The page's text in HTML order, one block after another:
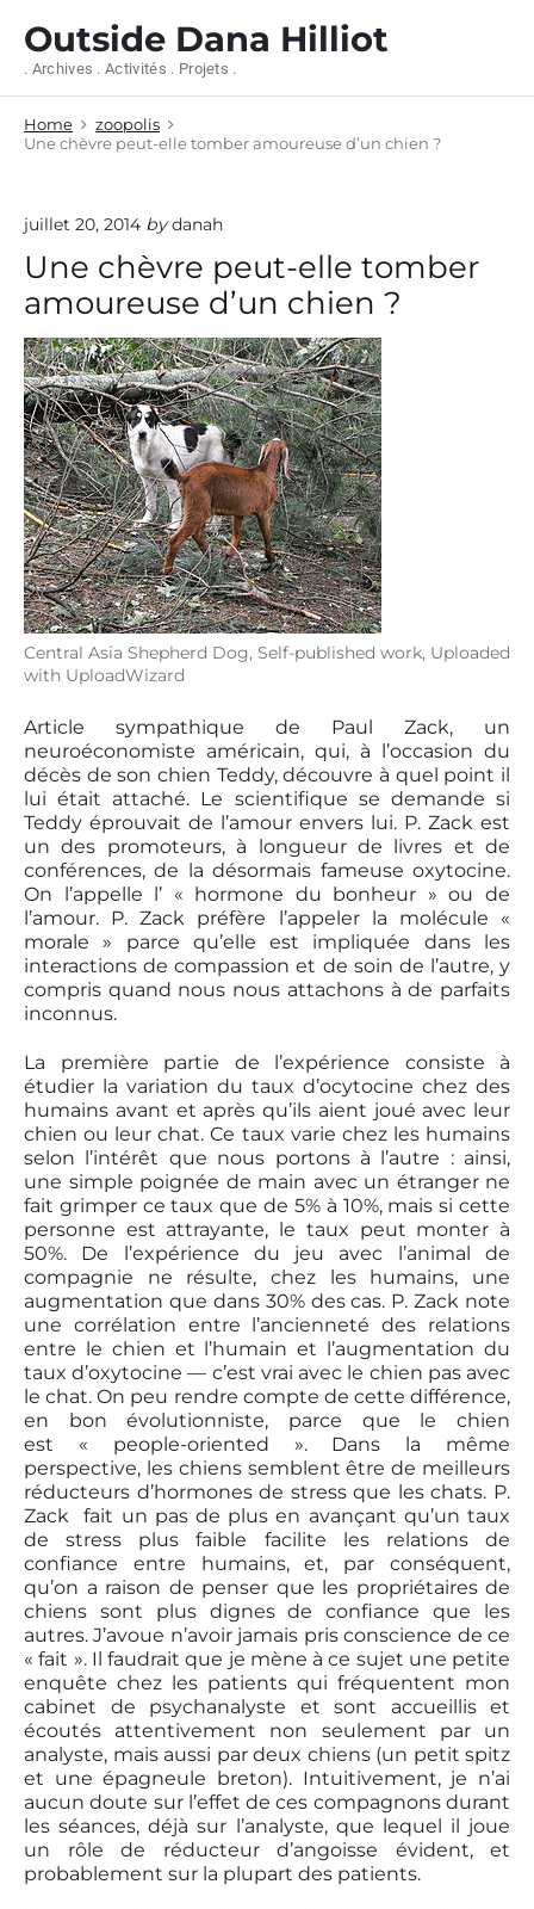
Outside Dana Hilliot
. Archives . Activités . Projets .
Home
zoopolis
Une chèvre peut-elle tomber amoureuse d’un chien ?
juillet 20, 2014 by danah
Une chèvre peut-elle tomber
amoureuse d’un chien ?
Central Asia Shepherd Dog, Self-published work, Uploaded
with UploadWizard
Article sympathique de Paul Zack, un
neuroéconomiste américain, qui, à l’occasion du
décès de son chien Teddy, découvre à quel point il
lui était attaché. Le scientifique se demande si
Teddy éprouvait de l’amour envers lui. P. Zack est
un des promoteurs, à longueur de livres et de
conférences, de la désormais fameuse oxytocine.
On l’appelle l’ « hormone du bonheur » ou de
l’amour. P. Zack préfère l’appeler la molécule «
morale » parce qu’elle est impliquée dans les
interactions de compassion et de soin de l’autre, y
compris quand nous nous attachons à de parfaits
inconnus.
La première partie de l’expérience consiste à
étudier la variation du taux d’ocytocine chez des
humains avant et après qu’ils aient joué avec leur
chien ou leur chat. Ce taux varie chez les humains
selon l’intérêt que nous portons à l’autre : ainsi,
une simple poignée de main avec un étranger ne
fait grimper ce taux que de 5% à 10%, mais si cette
personne est attrayante, le taux peut monter à
50%. De l’expérience du jeu avec l’animal de
compagnie ne résulte, chez les humains, une
augmentation que dans 30% des cas. P. Zack note
une corrélation entre l’ancienneté des relations
entre le chien et l’humain et l’augmentation du
taux d’oxytocine — c’est vrai avec le chien pas avec
le chat. On peu rendre compte de cette différence,
en bon évolutionniste, parce que le chien
est « people-oriented ». Dans la même
perspective, les chiens semblent être de meilleurs
réducteurs d’hormones de stress que les chats. P.
Zack fait un pas de plus en avançant qu’un taux
de stress plus faible facilite les relations de
confiance entre humains, et, par conséquent,
qu’on a raison de penser que les propriétaires de
chiens sont plus dignes de confiance que les
autres. J’avoue n’avoir jamais pris conscience de ce
« fait ». Il faudrait que je mène à ce sujet une petite
enquête chez les patients qui fréquentent mon
cabinet de psychanalyste et sont accueillis et
écoutés attentivement non seulement par un
analyste, mais aussi par deux chiens (un petit spitz
et une épagneule breton). Intuitivement, je n’ai
aucun doute sur l’effet de ces compagnons durant
les séances, déjà sur l’analyste, que lequel il joue
un rôle de réducteur d’angoisse évident, et
probablement sur la plupart des patients.